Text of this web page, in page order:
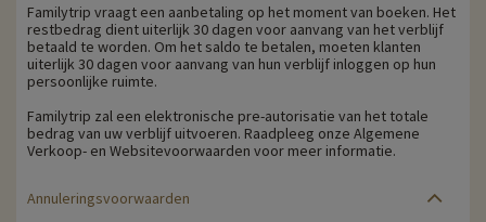
Familytrip vraagt een aanbetaling op het moment van boeken. Het
restbedrag dient uiterlijk 30 dagen voor aanvang van het verblijf
betaald te worden. Om het saldo te betalen, moeten klanten
uiterlijk 30 dagen voor aanvang van hun verblijf inloggen op hun
persoonlijke ruimte.
Familytrip zal een elektronische pre-autorisatie van het totale
bedrag van uw verblijf uitvoeren. Raadpleeg onze Algemene
Verkoop- en Websitevoorwaarden voor meer informatie.
Annuleringsvoorwaarden